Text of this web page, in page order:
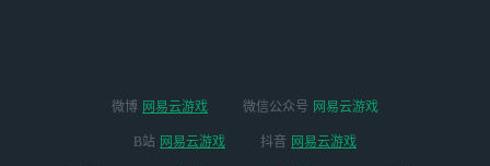
拟器般的体验，兼
操作系统）以及电
微博 网易云游戏 微信公众号 网易云游戏
B站 网易云游戏 抖音 网易云游戏